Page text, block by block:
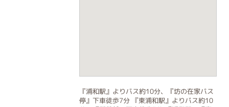
『浦和駅』よりバス約10分、『坊の在家バス
停』下車徒歩7分 『東浦和駅』よりバス約10